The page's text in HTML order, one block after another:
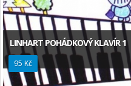
LINHART POHÁDKOVÝ KLAVÍR 1
95 Kč